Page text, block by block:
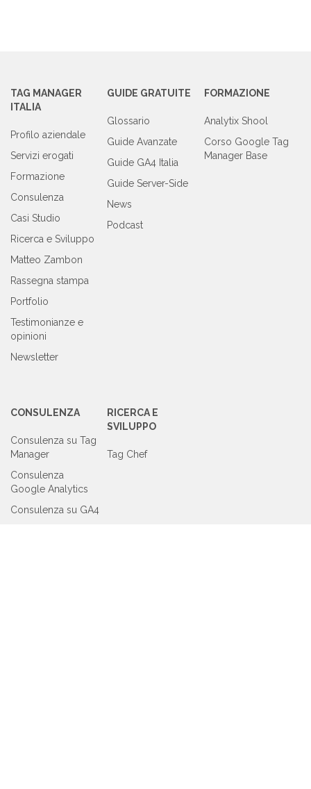
TAG MANAGER
ITALIA
Profilo aziendale
Servizi erogati
Formazione
Consulenza
Casi Studio
Ricerca e Sviluppo
Matteo Zambon
Rassegna stampa
Portfolio
Testimonianze e
opinioni
Newsletter
GUIDE GRATUITE
Glossario
Guide Avanzate
Guide GA4 Italia
Guide Server-Side
News
Podcast
FORMAZIONE
Analytix Shool
Corso Google Tag
Manager Base
CONSULENZA
Consulenza su Tag
Manager
Consulenza
Google Analytics
Consulenza su GA4
RICERCA E
SVILUPPO
Tag Chef